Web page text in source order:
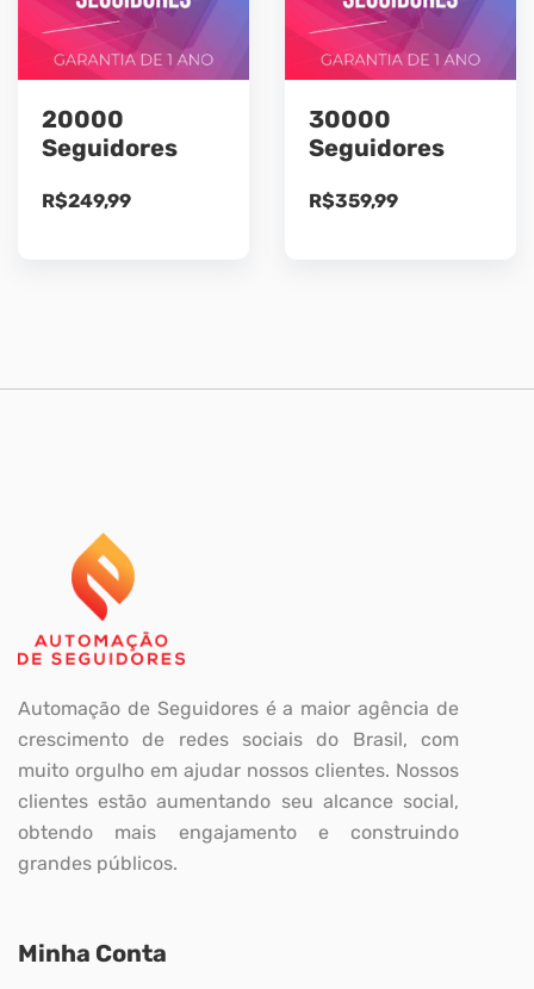
20000
Seguidores
R$249,99
30000
Seguidores
R$359,99
Automação de Seguidores é a maior agência de
crescimento de redes sociais do Brasil, com
muito orgulho em ajudar nossos clientes. Nossos
clientes estão aumentando seu alcance social,
obtendo mais engajamento e construindo
grandes públicos.
Minha Conta